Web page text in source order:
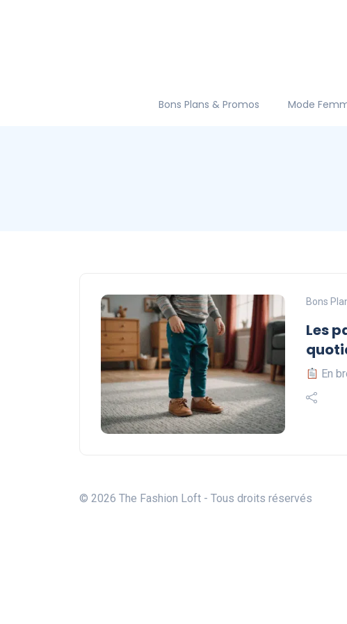
Bons Plans & Promos Mode
Bons
Les
En
© 2026 The Fashion Loft - Tous droits réservés